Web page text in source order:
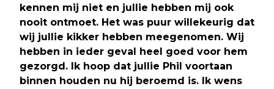
kennen mij niet en jullie hebben mij ook
nooit ontmoet. Het was puur willekeurig dat
wij jullie kikker hebben meegenomen. Wij
hebben in ieder geval heel goed voor hem
gezorgd. Ik hoop dat jullie Phil voortaan
binnen houden nu hij beroemd is. Ik wens